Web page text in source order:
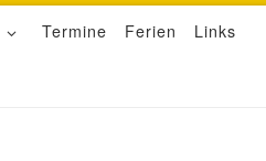
Termine Ferien Links